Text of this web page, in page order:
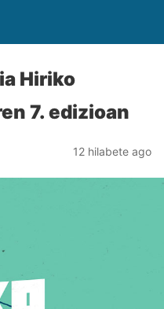
Hiriko
7. edizioan
12 hilabete ago